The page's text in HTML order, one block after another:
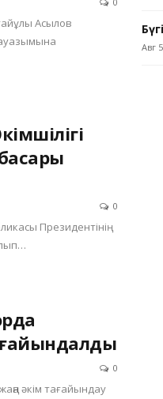
Асылов
0
Президентінің
0
әкім тағайындау
Авг